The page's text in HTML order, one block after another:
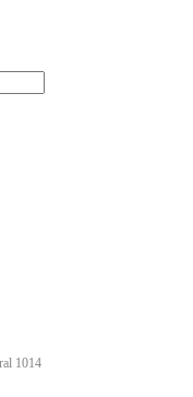
1014